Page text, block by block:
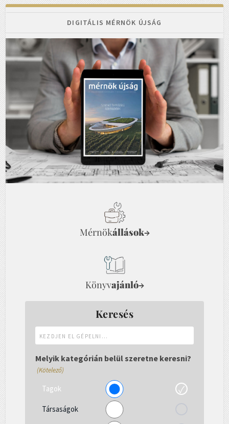
DIGITÁLIS MÉRNÖK ÚJSÁG
Mérnökállások→
Könyvajánló→
Keresés
el
gépelni...
Melyik kategórián belül szeretne keresni?
(Kötelező)
Tagok
Társaságok